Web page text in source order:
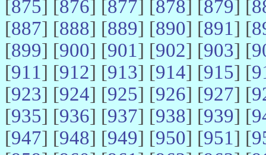
[875] [876] [877] [878] [879] [
[887] [888] [889] [890] [891] [
[899] [900] [901] [902] [903] [
[911] [912] [913] [914] [915] [
[923] [924] [925] [926] [927] [
[935] [936] [937] [938] [939] [
[947] [948] [949] [950] [951] [